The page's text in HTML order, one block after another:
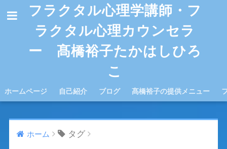
フラクタル心理学講師・フ
ラクタル心理カウンセラ
ー 髙橋裕子たかはしひろ
こ
ホームページ 自己紹介 ブログ 髙橋裕子の提供メニュー
ホーム タグ